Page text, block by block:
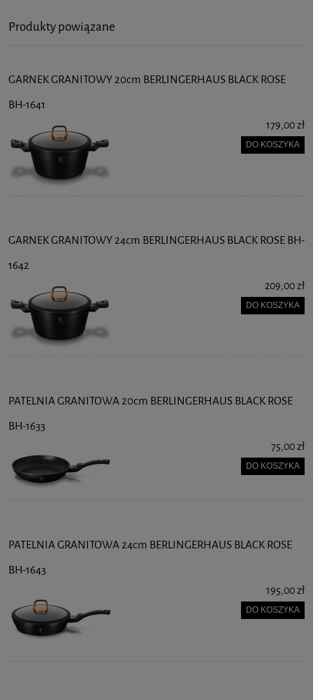
Produkty powiązane
GARNEK GRANITOWY 20cm BERLINGERHAUS BLACK ROSE
BH-1641
179,00 zł
DO KOSZYKA
GARNEK GRANITOWY 24cm BERLINGERHAUS BLACK ROSE BH-
1642
209,00 zł
DO KOSZYKA
PATELNIA GRANITOWA 20cm BERLINGERHAUS BLACK ROSE
BH-1633
75,00 zł
DO KOSZYKA
PATELNIA GRANITOWA 24cm BERLINGERHAUS BLACK ROSE
BH-1643
195,00 zł
DO KOSZYKA